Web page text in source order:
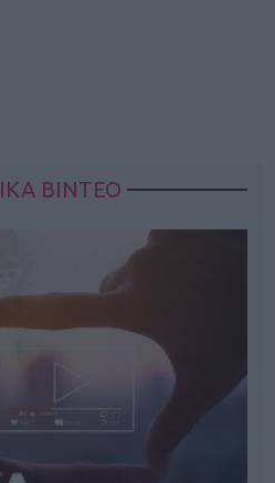
ΒΙΝΤΕΟ